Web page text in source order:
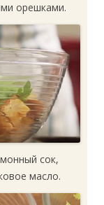
орешками.
сок,
масло.